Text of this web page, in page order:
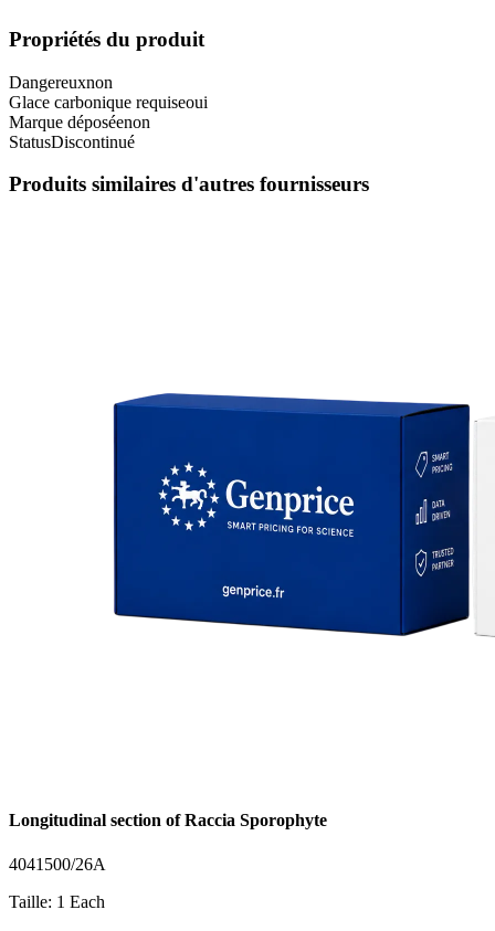
Propriétés du produit
Dangereuxnon
Glace carbonique requiseoui
Marque déposéenon
StatusDiscontinué
Produits similaires d'autres fournisseurs
Longitudinal section of Raccia Sporophyte
4041500/26A
Taille: 1 Each